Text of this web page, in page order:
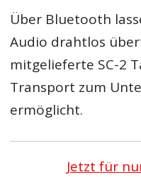
Über Bluetooth
Audio drahtlos
mitgelieferte SC-2
Transport zum
ermöglicht.
Jetzt für